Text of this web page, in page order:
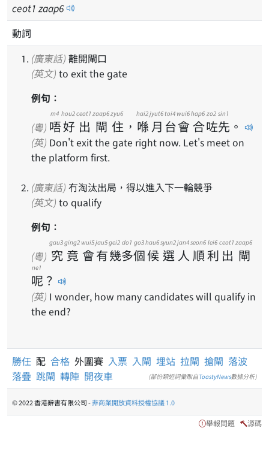
ceot1 zaap6
動詞
(廣東話) 離開閘口
(英文) to exit the gate
例句：
(粵) 唔
m4
好
hou2
出
ceot1
閘
zaap6
住
zyu6
， 喺
hai2
月
jyut6
台
toi4
會
wui6
合
hap6
咗
zo2
先
sin1
。
(英) Don't exit the gate right now. Let's meet on
the platform first.
(廣東話) 冇淘汰出局，得以進入下一輪競爭
(英文) to qualify
例句：
(粵) 究
gau3
竟
ging2
會
wui5
有
jau5
幾
gei2
多
do1
個
go3
候
hau6
選
syun2
人
jan4
順
seon6
利
lei6
出
ceot1
閘
zaap6
呢
ne1
？
(英) I wonder, how many candidates will qualify in
the end?
勝任 配 合格 外圍賽 入票 入閘 埋站 拉閘 搶閘 落波
落疊 跳閘 轉陣 開夜車 (部份類近詞彙取自ToastyNews數據分析)
© 2022 香港辭書有限公司 -非商業開放資料授權協議 1.0
舉報問題 源碼